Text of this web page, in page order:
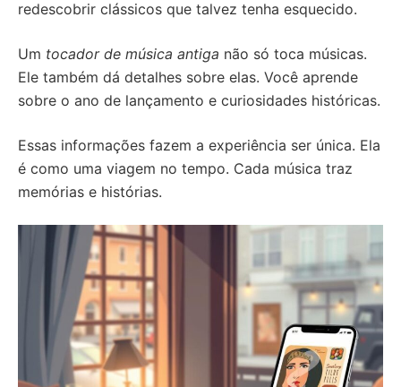
redescobrir clássicos que talvez tenha esquecido.
Um tocador de música antiga não só toca músicas.
Ele também dá detalhes sobre elas. Você aprende
sobre o ano de lançamento e curiosidades históricas.
Essas informações fazem a experiência ser única. Ela
é como uma viagem no tempo. Cada música traz
memórias e histórias.